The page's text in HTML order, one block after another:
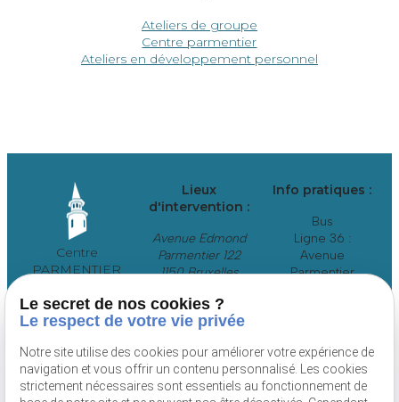
Ateliers de groupe
Centre parmentier
Ateliers en développement personnel
Centre
PARMENTIER
Lieux
d'intervention :
Avenue Edmond
Parmentier 122
1150 Bruxelles
Info pratiques :
Bus
Ligne 36 :
Avenue
Parmentier
Le secret de nos cookies ?
Le respect de votre vie privée
Notre site utilise des cookies pour améliorer votre expérience de
navigation et vous offrir un contenu personnalisé. Les cookies
strictement nécessaires sont essentiels au fonctionnement de